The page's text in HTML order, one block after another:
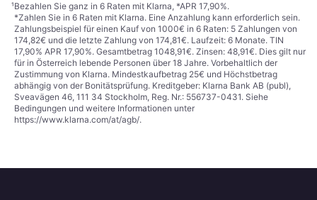
¹Bezahlen Sie ganz in 6 Raten mit Klarna, *APR 17,90%.
*Zahlen Sie in 6 Raten mit Klarna. Eine Anzahlung kann erforderlich sein.
Zahlungsbeispiel für einen Kauf von 1000€ in 6 Raten: 5 Zahlungen von
174,82€ und die letzte Zahlung von 174,81€. Laufzeit: 6 Monate. TIN
17,90% APR 17,90%. Gesamtbetrag 1048,91€. Zinsen: 48,91€. Dies gilt nur
für in Österreich lebende Personen über 18 Jahre. Vorbehaltlich der
Zustimmung von Klarna. Mindestkaufbetrag 25€ und Höchstbetrag
abhängig von der Bonitätsprüfung. Kreditgeber: Klarna Bank AB (publ),
Sveavägen 46, 111 34 Stockholm, Reg. Nr.: 556737-0431. Siehe
Bedingungen und weitere Informationen unter
https://www.klarna.com/at/agb/.